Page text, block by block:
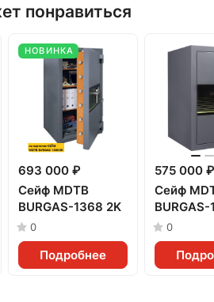
понравиться
НОВИНКА
693 000 ₽
Сейф MDTB
BURGAS-1368 2K
0
Подробнее
575 000 ₽
Сейф
0